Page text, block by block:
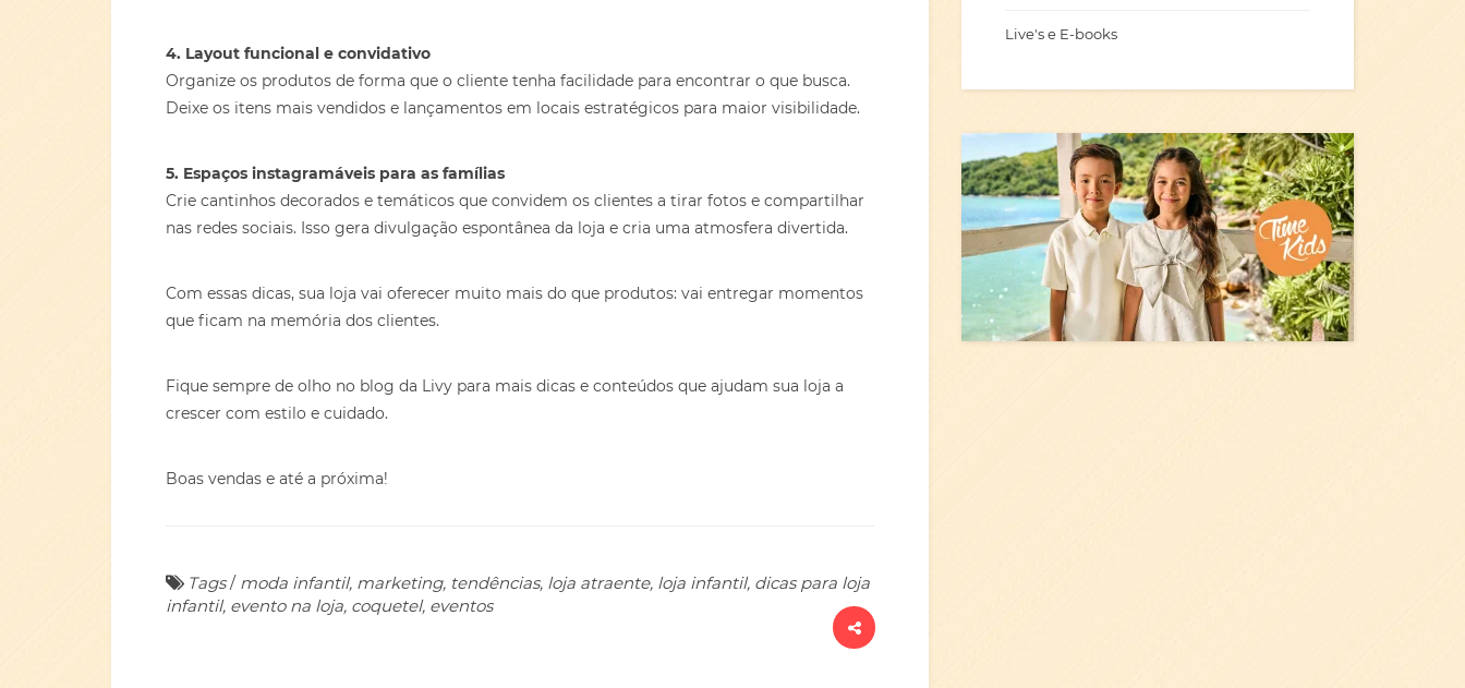
4. Layout funcional e convidativo
Organize os produtos de forma que o cliente tenha facilidade para encontrar o que busca.
Deixe os itens mais vendidos e lançamentos em locais estratégicos para maior visibilidade.
5. Espaços instagramáveis para as famílias
Crie cantinhos decorados e temáticos que convidem os clientes a tirar fotos e compartilhar
nas redes sociais. Isso gera divulgação espontânea da loja e cria uma atmosfera divertida.
Com essas dicas, sua loja vai oferecer muito mais do que produtos: vai entregar momentos
que ficam na memória dos clientes.
Fique sempre de olho no blog da Livy para mais dicas e conteúdos que ajudam sua loja a
crescer com estilo e cuidado.
Boas vendas e até a próxima!
Tags/ moda infantil, marketing, tendências, loja atraente, loja infantil, dicas para loja
infantil, evento na loja, coquetel, eventos
Live's e E-books